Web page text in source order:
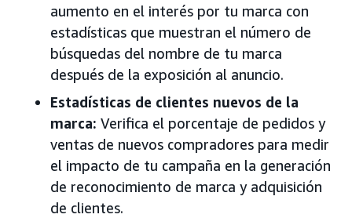
aumento en el interés por tu marca con
estadísticas que muestran el número de
búsquedas del nombre de tu marca
después de la exposición al anuncio.
Estadísticas de clientes nuevos de la
marca: Verifica el porcentaje de pedidos y
ventas de nuevos compradores para medir
el impacto de tu campaña en la generación
de reconocimiento de marca y adquisición
de clientes.